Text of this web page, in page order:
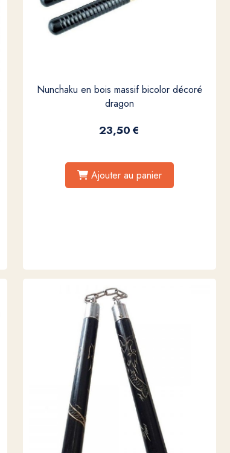
Nunchaku en bois massif bicolor décoré
dragon
23,50€
Ajouter au panier